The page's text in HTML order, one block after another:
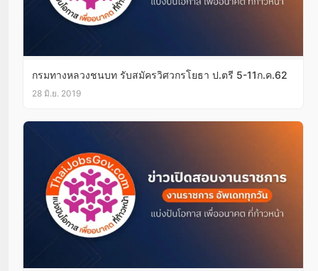
กรมทางหลวงชนบท รับสมัครวิศวกรโยธา ป.ตรี 5-11ก.ค.62
28 มิ.ย. 2019